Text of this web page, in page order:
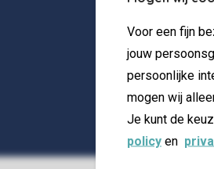
Voor een fijn
jouw
persoonlijke
mogen wij
Je kunt de
policy en